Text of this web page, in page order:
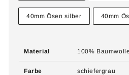
40mm Ösen silber 40mm
Material 100% Baumwolle
Farbe schiefergrau